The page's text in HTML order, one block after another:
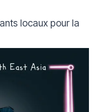
locaux pour la